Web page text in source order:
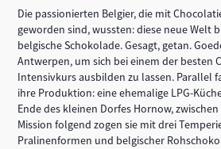
Die passionierten Belgier, die mit
geworden sind, wussten: diese neue Welt
belgische Schokolade. Gesagt, getan.
Antwerpen, um sich bei einem der besten
Intensivkurs ausbilden zu lassen. Parallel
ihre Produktion: eine ehemalige LPG-
Ende des kleinen Dorfes Hornow,
Mission folgend zogen sie mit drei
Pralinenformen und belgischer